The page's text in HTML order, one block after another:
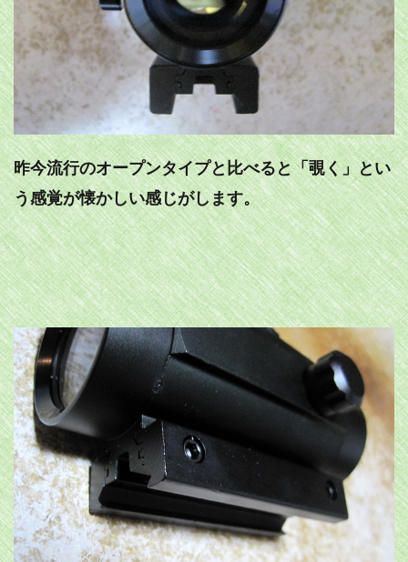
昨今流行のオープンタイプと比べると「覗く」とい
う感覚が懐かしい感じがします。